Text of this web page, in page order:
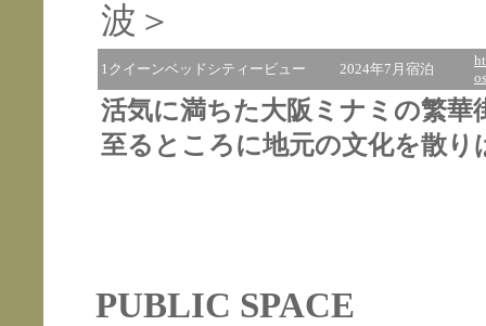
波＞
1クイーンベッドシティービュー 2024年7月宿泊
活気に満ちた大阪ミナミの繁華
至るところに地元の文化を散
PUBLIC SPACE